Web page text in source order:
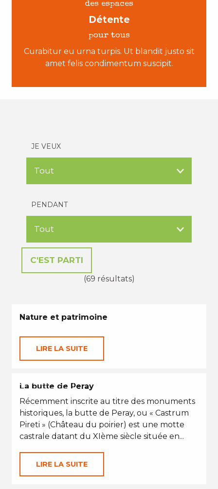
des espaces
Détente
pour tous
Curabitur eu urna turpis. Ut blandit justo sit
amet felis condimentum suscipit.
JE VEUX
PENDANT
(69 résultats)
Nature et patrimoine
LIRE LA SUITE
VACANCES D'ÉTÉ
La butte de Peray
Récemment inscrite au titre des monuments
historiques, la butte de Peray, ou « Castrum
Pireti » (Château du poirier) est une motte
castrale datant du XIème siècle située en...
LIRE LA SUITE